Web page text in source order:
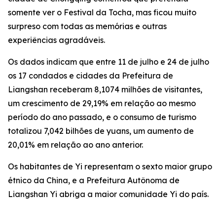
somente ver o Festival da Tocha, mas ficou muito
surpreso com todas as memórias e outras
experiências agradáveis.
Os dados indicam que entre 11 de julho e 24 de julho
os 17 condados e cidades da Prefeitura de
Liangshan receberam 8,1074 milhões de visitantes,
um crescimento de 29,19% em relação ao mesmo
período do ano passado, e o consumo de turismo
totalizou 7,042 bilhões de yuans, um aumento de
20,01% em relação ao ano anterior.
Os habitantes de Yi representam o sexto maior grupo
étnico da China, e a Prefeitura Autônoma de
Liangshan Yi abriga a maior comunidade Yi do país.